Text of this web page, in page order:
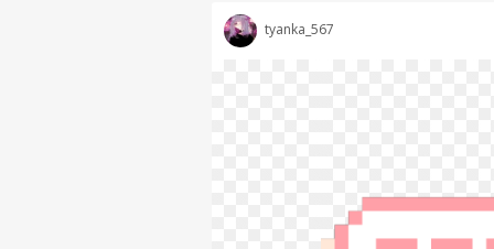
tyanka_567